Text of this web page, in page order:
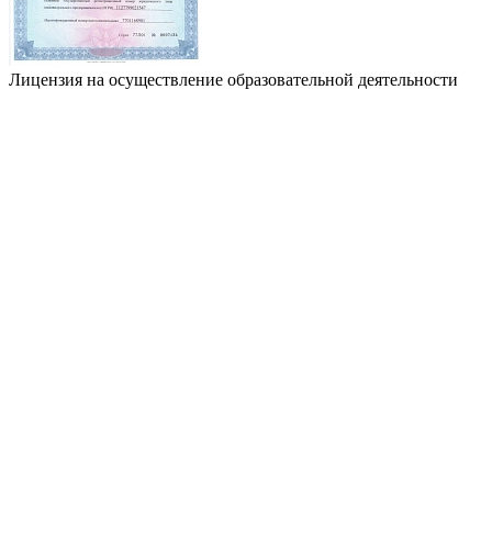
Лицензия на осуществление образовательной деятельности